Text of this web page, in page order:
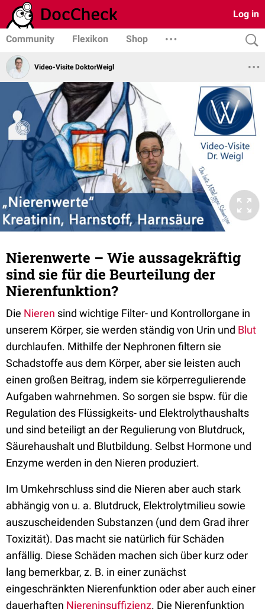
Log in
Community Flexikon Shop
Video-Visite DoktorWeigl
Nierenwerte – Wie aussagekräftig
sind sie für die Beurteilung der
Nierenfunktion?
Die Nieren sind wichtige Filter- und Kontrollorgane in
unserem Körper, sie werden ständig von Urin und Blut
durchlaufen. Mithilfe der Nephronen filtern sie
Schadstoffe aus dem Körper, aber sie leisten auch
einen großen Beitrag, indem sie körperregulierende
Aufgaben wahrnehmen. So sorgen sie bspw. für die
Regulation des Flüssigkeits- und Elektrolythaushalts
und sind beteiligt an der Regulierung von Blutdruck,
Säurehaushalt und Blutbildung. Selbst Hormone und
Enzyme werden in den Nieren produziert.
Im Umkehrschluss sind die Nieren aber auch stark
abhängig von u. a. Blutdruck, Elektrolytmilieu sowie
auszuscheidenden Substanzen (und dem Grad ihrer
Toxizität). Das macht sie natürlich für Schäden
anfällig. Diese Schäden machen sich über kurz oder
lang bemerkbar, z. B. in einer zunächst
eingeschränkten Nierenfunktion oder aber auch einer
dauerhaften Niereninsuffizienz. Die Nierenfunktion